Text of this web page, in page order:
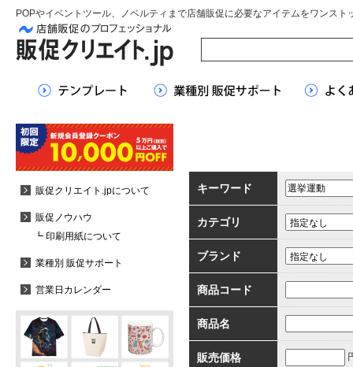
POPやイベントツール、ノベルティまで店舗販促に必要なアイテムをワンスト
キーワード
カテゴリ
ブランド
商品コード
商品名
販売価格
販促クリエイト.jpについて
販促ノウハウ
┗ 印刷用紙について
業種別 販促サポート
営業日カレンダー